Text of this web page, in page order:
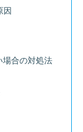
因
場合の対処法